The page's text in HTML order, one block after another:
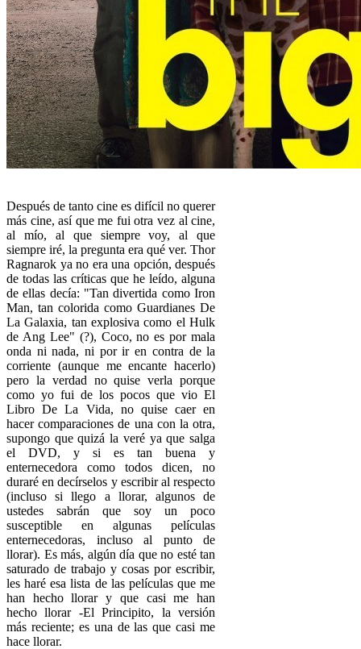
Después de tanto cine es difícil no querer
más cine, así que me fui otra vez al cine,
al mío, al que siempre voy, al que
siempre iré, la pregunta era qué ver. Thor
Ragnarok ya no era una opción, después
de todas las críticas que he leído, alguna
de ellas decía: "Tan divertida como Iron
Man, tan colorida como Guardianes De
La Galaxia, tan explosiva como el Hulk
de Ang Lee" (?), Coco, no es por mala
onda ni nada, ni por ir en contra de la
corriente (aunque me encante hacerlo)
pero la verdad no quise verla porque
como yo fui de los pocos que vio El
Libro De La Vida, no quise caer en
hacer comparaciones de una con la otra,
supongo que quizá la veré ya que salga
el DVD, y si es tan buena y
enternecedora como todos dicen, no
duraré en decírselos y escribir al respecto
(incluso si llego a llorar, algunos de
ustedes sabrán que soy un poco
susceptible en algunas películas
enternecedoras, incluso al punto de
llorar). Es más, algún día que no esté tan
saturado de trabajo y cosas por escribir,
les haré esa lista de las películas que me
han hecho llorar y que casi me han
hecho llorar -El Principito, la versión
más reciente; es una de las que casi me
hace llorar.